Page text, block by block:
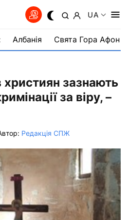
UA
Албанія Свята Гора Афон
християн зазнають
за віру, –
Редакція СПЖ